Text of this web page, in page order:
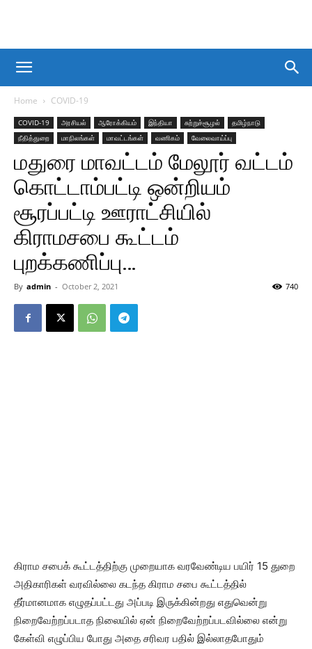
Home COVID-19
COVID-19 அரசியல் ஆரோக்கியம் இந்தியா சுற்றுச்சூழல்
தமிழ்நாடு
நீதித்துறை
மாநிலங்கள் மாவட்டங்கள் வணிகம் வேலைவாய்ப்பு
மதுரை மாவட்டம் மேலூர் வட்டம்
கொட்டாம்பட்டி ஒன்றியம்
சூரப்பட்டி ஊராட்சியில்
கிராமசபை கூட்டம்
புறக்கணிப்பு…
By admin - October 2, 2021 740
கிராம சபைக் கூட்டத்திற்கு முறையாக வரவேண்டிய பயிர் 15 துறை
அதிகாரிகள் வரவில்லை கடந்த கிராம சபை கூட்டத்தில்
தீர்மானமாக எழுதப்பட்டது அப்படி இருக்கின்றது எதுவென்று
நிறைவேற்றப்படாத நிலையில் ஏன் நிறைவேற்றப்படவில்லை என்று
கேள்வி எழுப்பிய போது அதை சரிவர பதில் இல்லாதபோதும்